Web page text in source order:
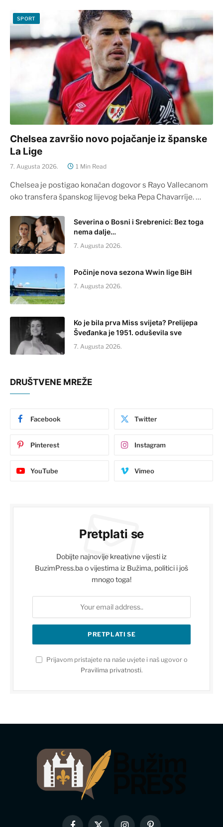
SPORT
Chelsea završio novo pojačanje iz španske
La Lige
7. Augusta 2026. 1 Min Read
Chelsea je postigao konačan dogovor s Rayo Vallecanom
oko transfera španskog lijevog beka Pepa Chavarríje. …
Severina o Bosni i Srebrenici: Bez toga
nema dalje…
7. Augusta 2026.
Počinje nova sezona Wwin lige BiH
7. Augusta 2026.
Ko je bila prva Miss svijeta? Prelijepa
Šveđanka je 1951. oduševila sve
7. Augusta 2026.
DRUŠTVENE MREŽE
Facebook Twitter
Pinterest Instagram
YouTube Vimeo
Pretplati se
Dobijte najnovije kreativne vijesti iz
BuzimPress.ba o vijestima iz Bužima, politici i još
mnogo toga!
Prijavom pristajete na naše uvjete i naš ugovor o
Pravilima privatnosti.